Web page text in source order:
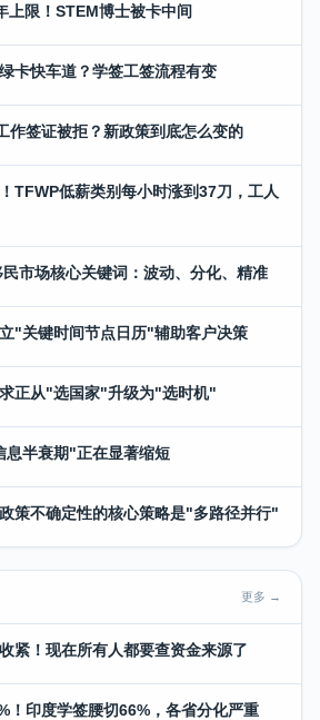
上限！STEM博士被卡中间
卡快车道？学签工签流程有变
作签证被拒？新政策到底怎么变的
TFWP低薪类别每小时涨到37刀，工人
市场核心关键词：波动、分化、精准
"关键时间节点日历"辅助客户决策
正从"选国家"升级为"选时机"
息半衰期"正在显著缩短
策不确定性的核心策略是"多路径并行"
更多 →
紧！现在所有人都要查资金来源了
！印度学签腰切66%，各省分化严重